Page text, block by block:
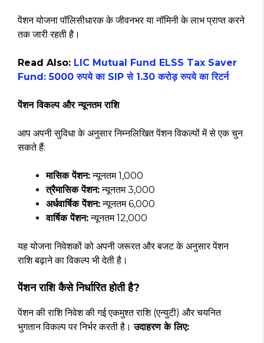
पेंशन योजना पॉलिसीधारक के जीवनभर या नॉमिनी के लाभ प्राप्त करने
तक जारी रहती है।
Read Also: LIC Mutual Fund ELSS Tax Saver
Fund: 5000 रुपये का SIP से 1.30 करोड़ रुपये का रिटर्न
पेंशन विकल्प और न्यूनतम राशि
आप अपनी सुविधा के अनुसार निम्नलिखित पेंशन विकल्पों में से एक चुन
सकते हैं:
मासिक पेंशन:न्यूनतम ₹1,000
त्रैमासिक पेंशन:न्यूनतम ₹3,000
अर्धवार्षिक पेंशन:न्यूनतम ₹6,000
वार्षिक पेंशन:न्यूनतम ₹12,000
यह योजना निवेशकों को अपनी जरूरत और बजट के अनुसार पेंशन
राशि बढ़ाने का विकल्प भी देती है।
पेंशन राशि कैसे निर्धारित होती है?
पेंशन की राशि निवेश की गई एकमुश्त राशि (एन्युटी) और चयनित
भुगतान विकल्प पर निर्भर करती है।उदाहरण के लिए: